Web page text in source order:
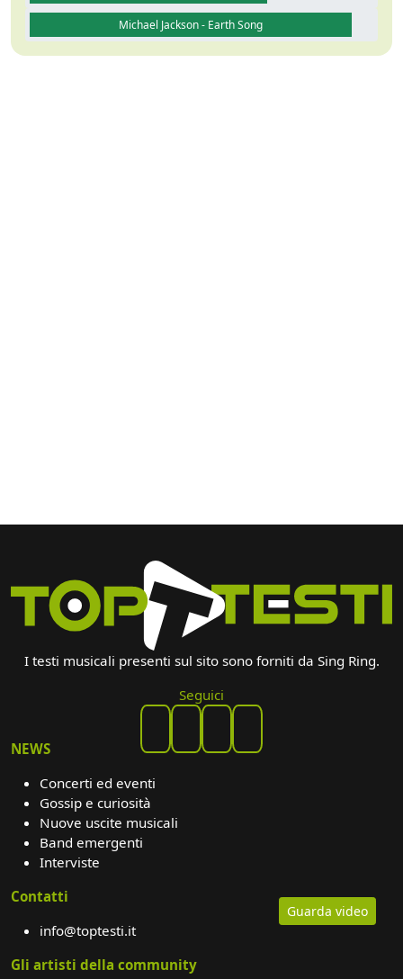
Guarda video
Michael Jackson - Earth Song
I testi musicali presenti sul sito sono forniti da Sing Ring.
Seguici
NEWS
Concerti ed eventi
Gossip e curiosità
Nuove uscite musicali
Band emergenti
Interviste
Contatti
info@toptesti.it
Gli artisti della community